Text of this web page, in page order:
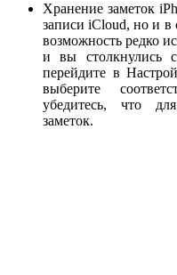
Хранение заметок
записи iCloud, но и в
возможность редко
и вы столкнулись
перейдите в
выберите
убедитесь, что
заметок.